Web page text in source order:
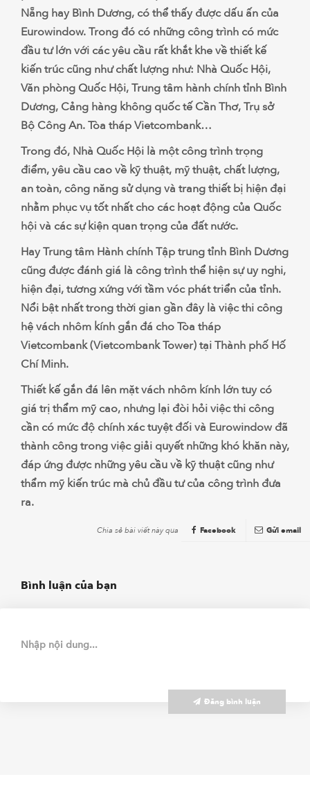
Nẵng hay Bình Dương, có thể thấy được dấu ấn của
Eurowindow. Trong đó có những công trình có mức
đầu tư lớn với các yêu cầu rất khắt khe về thiết kế
kiến trúc cũng như chất lượng như: Nhà Quốc Hội,
Văn phòng Quốc Hội, Trung tâm hành chính tỉnh Bình
Dương, Cảng hàng không quốc tế Cần Thơ, Trụ sở
Bộ Công An. Tòa tháp Vietcombank…
Trong đó, Nhà Quốc Hội là một công trình trọng
điểm, yêu cầu cao về kỹ thuật, mỹ thuật, chất lượng,
an toàn, công năng sử dụng và trang thiết bị hiện đại
nhằm phục vụ tốt nhất cho các hoạt động của Quốc
hội và các sự kiện quan trọng của đất nước.
Hay Trung tâm Hành chính Tập trung tỉnh Bình Dương
cũng được đánh giá là công trình thể hiện sự uy nghi,
hiện đại, tương xứng với tầm vóc phát triển của tỉnh.
Nổi bật nhất trong thời gian gần đây là việc thi công
hệ vách nhôm kính gắn đá cho Tòa tháp
Vietcombank (Vietcombank Tower) tại Thành phố Hố
Chí Minh.
Thiết kế gắn đá lên mặt vách nhôm kính lớn tuy có
giá trị thẩm mỹ cao, nhưng lại đòi hỏi việc thi công
cần có mức độ chính xác tuyệt đối và Eurowindow đã
thành công trong việc giải quyết những khó khăn này,
đáp ứng được những yêu cầu về kỹ thuật cũng như
thẩm mỹ kiến trúc mà chủ đầu tư của công trình đưa
ra.
Chia sẻ bài viết này qua Facebook Gửi email
Bình luận của bạn
Đăng bình luận